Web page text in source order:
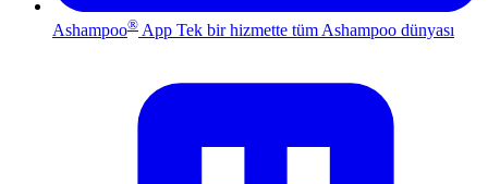
Ashampoo® App Tek bir hizmette tüm Ashampoo dünyası